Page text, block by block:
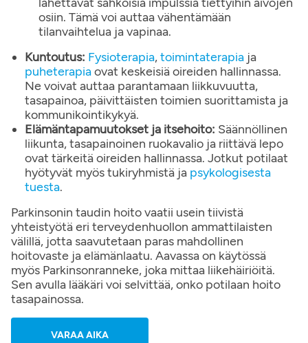
osiin. Tämä voi auttaa vähentämään
tilanvaihtelua ja vapinaa.
Kuntoutus: Fysioterapia,toimintaterapia ja
puheterapiaovat keskeisiä oireiden hallinnassa.
Ne voivat auttaa parantamaan liikkuvuutta,
tasapainoa, päivittäisten toimien suorittamista ja
kommunikointikykyä.
Elämäntapamuutokset ja itsehoito: Säännöllinen
liikunta, tasapainoinen ruokavalio ja riittävä lepo
ovat tärkeitä oireiden hallinnassa. Jotkut potilaat
hyötyvät myös tukiryhmistä ja psykologisesta
tuesta.
Parkinsonin taudin hoito vaatii usein tiivistä
yhteistyötä eri terveydenhuollon ammattilaisten
välillä, jotta saavutetaan paras mahdollinen
hoitovaste ja elämänlaatu. Aavassa on käytössä
myös Parkinsonranneke, joka mittaa liikehäiriöitä.
Sen avulla lääkäri voi selvittää, onko potilaan hoito
tasapainossa.
VARAA AIKA